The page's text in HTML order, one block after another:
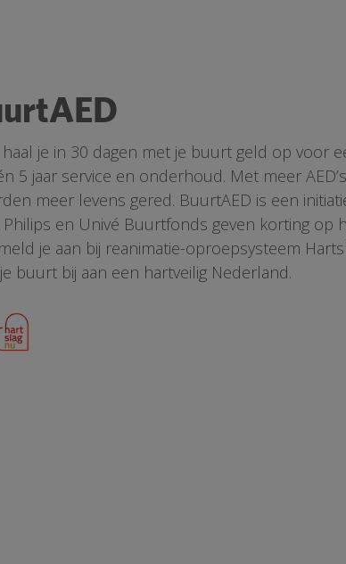
je in 30 dagen met je buurt geld op voor
5 jaar service en onderhoud. Met meer
meer levens gered. BuurtAED is een
en Univé Buurtfonds geven korting op
je aan bij reanimatie-oproepsysteem
buurt bij aan een hartveilig Nederland.